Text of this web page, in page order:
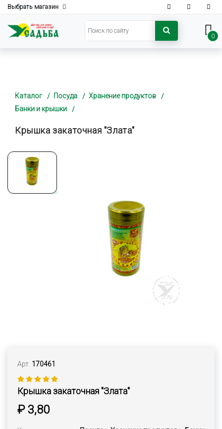
Выбрать магазин
0
Каталог Посуда
Хранение продуктов
Банки и крышки
Крышка закаточная "Злата"
Арт. 170461
Крышка закаточная "Злата"
₽ 3,80